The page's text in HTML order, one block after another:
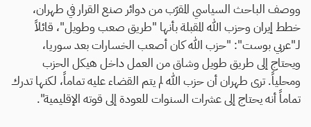
ووصف الباحث السياسي المقرّب من دوائر صنع القرار في طهران،
خطط إيران وحزب الله المقبلة بأنها "طريق صعب وطويل"، قائلاً
لـ"عربي بوست": "حزب الله كان أصعب الخسارات بعد سوريا،
ويحتاج إلى طريق طويل وشاق من العمل داخل هيكل الحزب
ومحلياً. ترى طهران أن حزب الله لم يتم القضاء عليه تماماً، لكنها تدرك
تماماً أنه يحتاج إلى عشرات السنوات للعودة إلى قوته الإقليمية".